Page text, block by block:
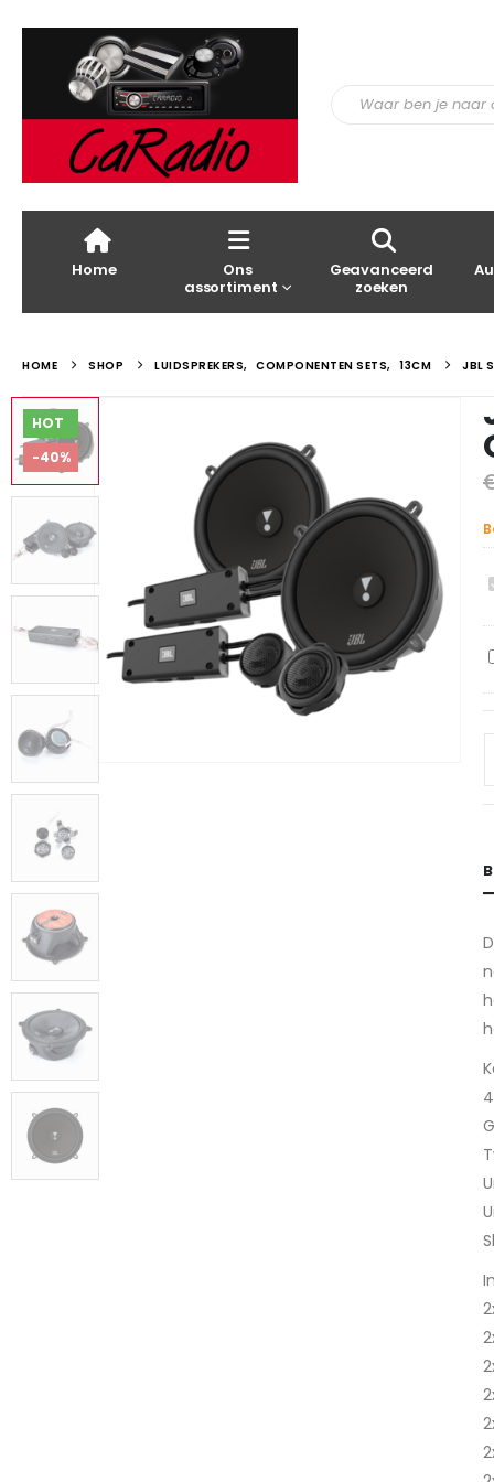
Home
Ons
assortiment
Geavanceerd
zoeken
HOME SHOP LUIDSPREKERS, COMPONENTEN SETS, 13CM JBL
HOT
-40%